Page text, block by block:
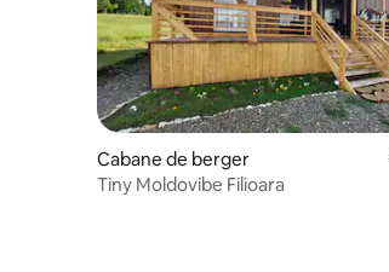
Cabane de berger
Tiny Moldovibe Filioara